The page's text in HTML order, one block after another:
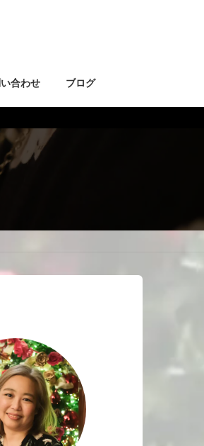
合わせ ブログ